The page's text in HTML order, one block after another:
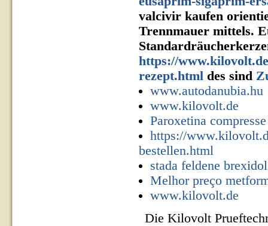
valcivir kaufen
Trennmauer mittels.
https://
rezept.html des sind
www.autodanubia.hu
www.kilovolt.de
Paroxetina
https://
bestellen.html
stada feldene
Melhor preço
www.kilovolt.de
Die Kilovolt